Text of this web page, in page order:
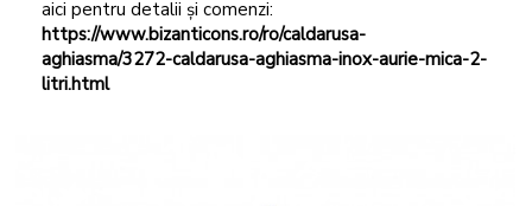
aici pentru detalii și comenzi:
https://www.bizanticons.ro/ro/caldarusa-
aghiasma/3272-caldarusa-aghiasma-inox-aurie-mica-2-
litri.html